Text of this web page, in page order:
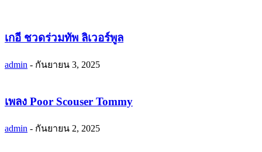
เกอี ชวดร่วมทัพ ลิเวอร์พูล
admin - กันยายน 3, 2025
เพลง Poor Scouser Tommy
admin - กันยายน 2, 2025